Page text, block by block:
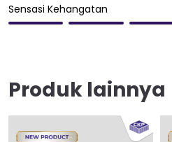
Sensasi Kehangatan
Produk lainnya